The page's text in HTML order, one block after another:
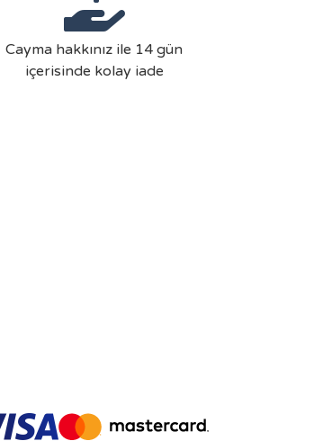
Cayma hakkınız ile 14 gün
içerisinde kolay iade